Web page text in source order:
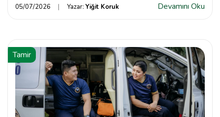
05/07/2026 Yazar: Yiğit Koruk Devamını Oku
Tamir